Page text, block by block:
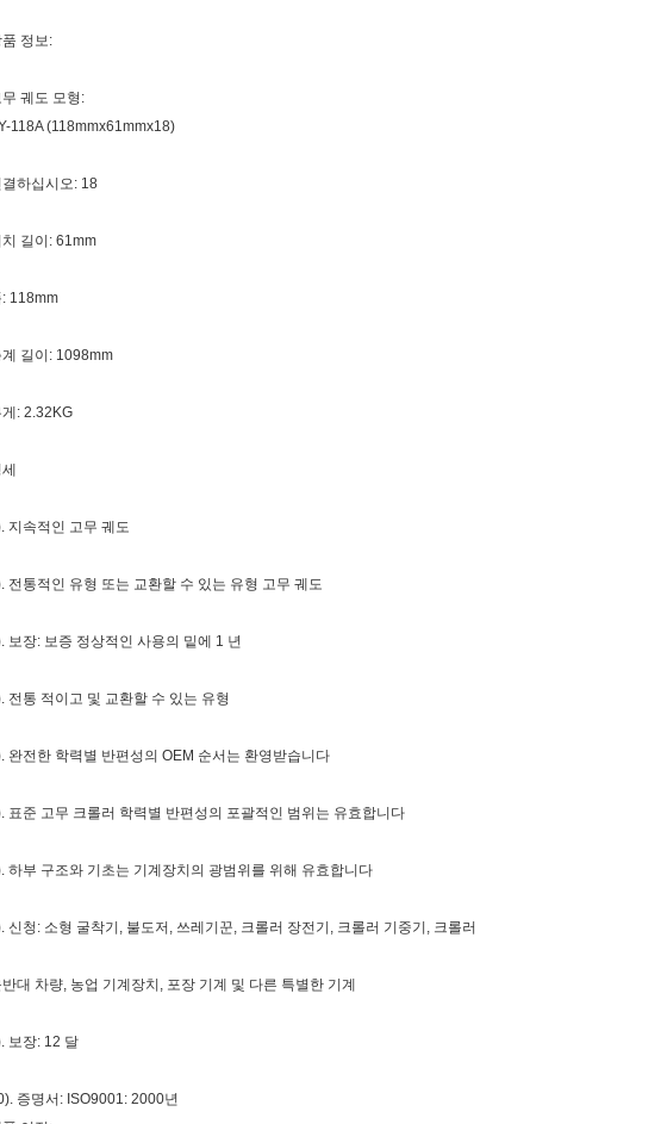
정보:
무 궤도 모형:
118A (118mmx61mmx18)
결하십시오: 18
길이: 61mm
: 118mm
계 길이: 1098mm
게: 2.32KG
지속적인 고무 궤도
전통적인 유형 또는 교환할 수 있는 유형 고무 궤도
보장: 보증 정상적인 사용의 밑에 1 년
전통 적이고 및 교환할 수 있는 유형
완전한 학력별 반편성의 OEM 순서는 환영받습니다
표준 고무 크롤러 학력별 반편성의 포괄적인 범위는 유효합니다
하부 구조와 기초는 기계장치의 광범위를 위해 유효합니다
신청: 소형 굴착기, 불도저, 쓰레기꾼, 크롤러 장전기, 크롤러 기중기, 크롤러
반대 차량, 농업 기계장치, 포장 기계 및 다른 특별한 기계
보장: 12 달
증명서: ISO9001: 2000년